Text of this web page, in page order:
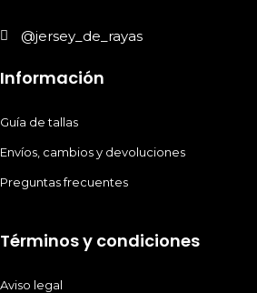
@jersey_de_rayas
Información
Guía de tallas
Envíos, cambios y devoluciones
Preguntas frecuentes
Términos y condiciones
Aviso legal